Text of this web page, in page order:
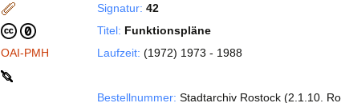
OAI-PMH
Signatur: 42
Titel: Funktionspläne
Laufzeit: (1972) 1973 - 1988
Bestellnummer: Stadtarchiv Rostock (2.1.10.